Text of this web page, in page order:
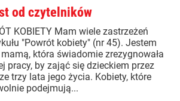
od czytelników
KOBIETY Mam wiele zastrzeżeń
"Powrót kobiety" (nr 45). Jestem
mamą, która świadomie zrezygnowała
pracy, by zająć się dzieckiem przez
trzy lata jego życia. Kobiety, które
podejmują...